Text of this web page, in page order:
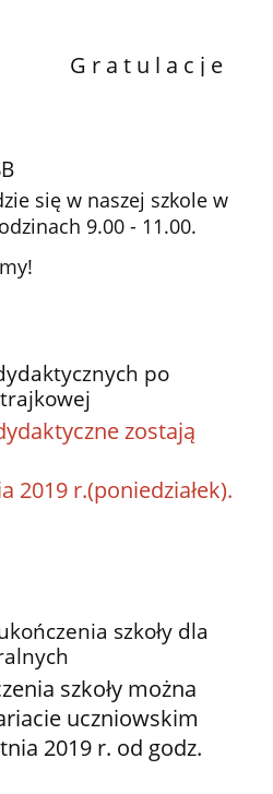
G r a t u l a c j e
się w naszej szkole w
9.00 - 11.00.
po
zostają
2019 r.(poniedziałek).
szkoły dla
szkoły można
uczniowskim
2019 r. od godz.